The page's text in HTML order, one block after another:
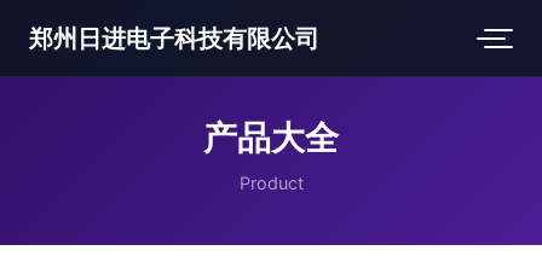
郑州日进电子科技有限公司
产品大全
Product